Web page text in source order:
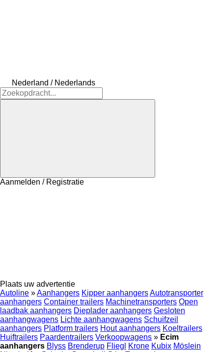
Nederland / Nederlands
Aanmelden / Registratie
Plaats uw advertentie
Autoline »Aanhangers Kipper aanhangersAutotransporter
aanhangers Container trailers Machinetransporters Open
laadbak aanhangers Dieplader aanhangers Gesloten
aanhangwagens Lichte aanhangwagens Schuifzeil
aanhangers Platform trailers Hout aanhangers Koeltrailers
Huiftrailers Paardentrailers Verkoopwagens » Ecim
aanhangers Blyss Brenderup Fliegl Krone Kubix Möslein